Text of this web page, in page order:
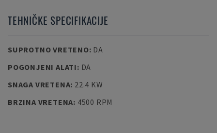
TEHNIČKE SPECIFIKACIJE
SUPROTNO VRETENO: DA
POGONJENI ALATI: DA
SNAGA VRETENA: 22.4 KW
BRZINA VRETENA: 4500 RPM